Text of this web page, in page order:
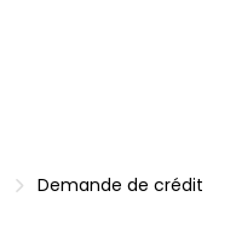
Demande de crédit